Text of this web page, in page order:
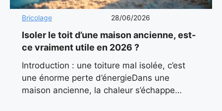
Bricolage 28/06/2026
Isoler le toit d’une maison ancienne, est-
ce vraiment utile en 2026 ?
Introduction : une toiture mal isolée, c’est
une énorme perte d’énergieDans une
maison ancienne, la chaleur s’échappe